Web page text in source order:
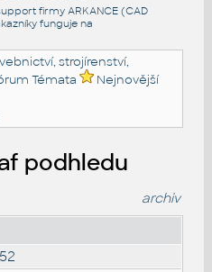
firmy ARKANCE (CAD
funguje na
strojírenství,
Témata
Nejnovější
podhledu
archiv